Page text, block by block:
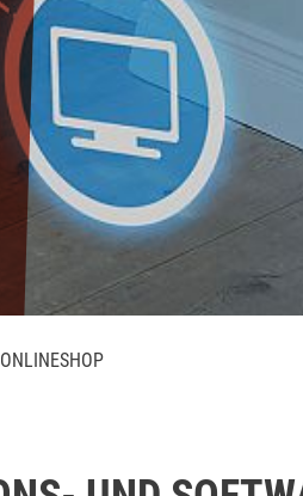
ONLINESHOP